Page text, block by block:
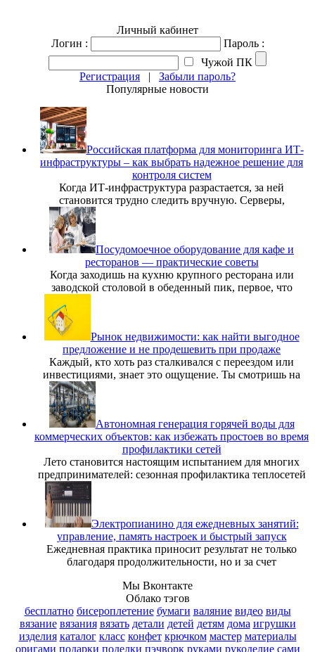
Личный кабинет
Логин :
Пароль :
Чужой ПК
Регистрация | Забыли пароль?
Популярные новости
Российская платформа для мониторинга ИТ-
инфраструктуры – как выбрать надежное решение для
контроля систем
Когда ИТ-инфраструктура разрастается, за ней
становится трудно следить вручную. Серверы,
Посудомоечное оборудование для кафе и
ресторанов — практические советы
Когда заходишь на кухню крупного ресторана или
заводской столовой в обеденный пик, первое, что
Рынок недвижимости: как найти выгодное
предложение и не продешевить при продаже
Каждый, кто хоть раз сталкивался с переездом или
инвестициями, знает это ощущение. Ты смотришь на
Автономная генерация горячей воды для
коммерческих объектов: как избежать простоев во время
профилактики сетей
Лето становится настоящим испытанием для многих
предпринимателей: сезонная профилактика теплосетей
Электропианино для ежедневных занятий:
управление, память настроек и быстрый запуск
Ежедневная практика приносит результат не только
благодаря продолжительности, но и за счет
Мы Вконтакте
Облако тэгов
бесплатно бисероплетение бумаги валяние видео виды
вязание вязания вязать детали детей детям дома игрушки
изделия каталог класс конфет крючком мастер материалы
оригами подарки поделки пэчворк руками рукоделие сами